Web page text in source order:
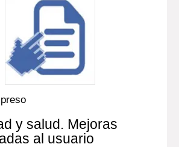
y salud. Mejoras
al usuario